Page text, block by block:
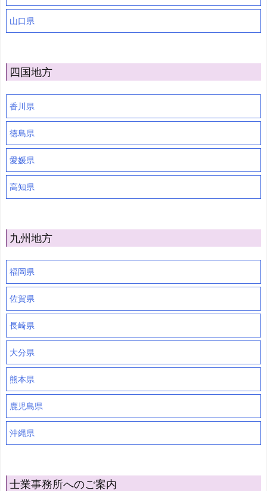
山口県
四国地方
香川県
徳島県
愛媛県
高知県
九州地方
福岡県
佐賀県
長崎県
大分県
熊本県
鹿児島県
沖縄県
士業事務所へのご案内